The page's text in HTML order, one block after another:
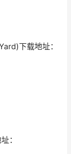
下载地址：
：